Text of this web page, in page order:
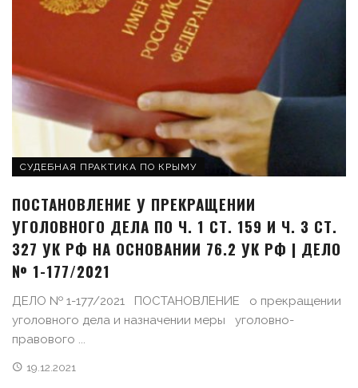
СУДЕБНАЯ ПРАКТИКА ПО КРЫМУ
ПОСТАНОВЛЕНИЕ У ПРЕКРАЩЕНИИ
УГОЛОВНОГО ДЕЛА ПО Ч. 1 СТ. 159 И Ч. 3 СТ.
327 УК РФ НА ОСНОВАНИИ 76.2 УК РФ | ДЕЛО
№ 1-177/2021
ДЕЛО № 1-177/2021 ПОСТАНОВЛЕНИЕ о прекращении
уголовного дела и назначении меры уголовно-
правового ...
19.12.2021